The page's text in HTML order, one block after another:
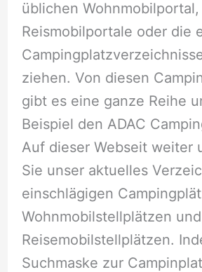
üblichen Wohnmobilportal,
Reismobilportale oder die
ziehen. Von diesen
gibt es eine ganze Reihe
Beispiel den ADAC
Auf dieser Webseit weiter
Sie unser aktuelles
einschlägigen
Wohnmobilstellplätzen und
Reisemobilstellplätzen.
Suchmaske zur